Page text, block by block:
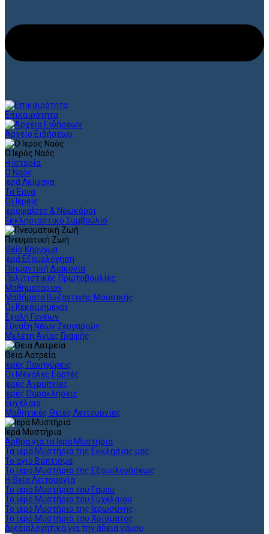
Επικαιρότητα
Αρχείο Ειδήσεων
Ο Ιερός Ναός
Η Ιστορία
Ο Ναός
Ιερά Λείψανα
Τα Έργα
Οι Ιερείς
Ιεροψάλτες & Νεωκόροι
Εκκλησιαστικό Συμβούλιο
Πνευματική Ζωή
Θείο Κήρυγμα
Ιερά Εξομολόγηση
Ποιμαντική Διακονία
Πολιτιστικές Πρωτοβουλίες
Μαθηματάριον
Μαθήματα Βυζαντινής Μουσικής
Οι Κεκοιμημένοι
Σχολή Γονέων
Σύναξη Νέων Ζευγαριών
Μελέτη Αγίας Γραφής
Θεια Λατρεία
Ιερές Πανηγύρεις
Οι Μεγάλες Εορτές
Ιερές Αγρυπνίες
Ιερές Παρακλήσεις
Ευχέλαιο
Μαθητικές Θείες Λειτουργίες
Ιερά Μυστήρια
Άρθρα για τα Ιερά Μυστήρια
Τα ιερά Μυστήρια της Εκκλησίας μας
Το άγιο Βάπτισμα
Το ιερό Μυστήριο της Εξομολογήσεως
Η Θεία Λειτουργία
Το ιερό Μυστήριο του Γάμου
Το ιερό Μυστήριο του Ευχελαίου
Το ιερό Μυστήριο της Ιερωσύνης
Το ιερό Μυστήριο του Χρίσματος
Δικαιολογητικά για την άδεια γάμου